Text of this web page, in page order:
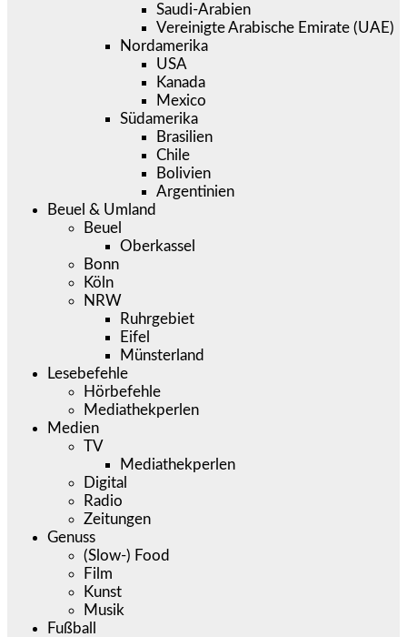
Saudi-Arabien
Vereinigte Arabische Emirate (UAE)
Nordamerika
USA
Kanada
Mexico
Südamerika
Brasilien
Chile
Bolivien
Argentinien
Beuel & Umland
Beuel
Oberkassel
Bonn
Köln
NRW
Ruhrgebiet
Eifel
Münsterland
Lesebefehle
Hörbefehle
Mediathekperlen
Medien
TV
Mediathekperlen
Digital
Radio
Zeitungen
Genuss
(Slow-) Food
Film
Kunst
Musik
Fußball